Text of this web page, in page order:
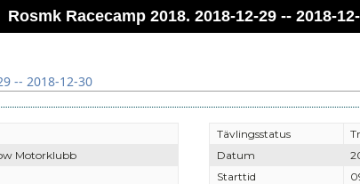
Rosmk Racecamp 2018. 2018-12-29 -- 2018-
-- 2018-12-30
Motorklubb
Tävlingsstatus
Datum
Starttid